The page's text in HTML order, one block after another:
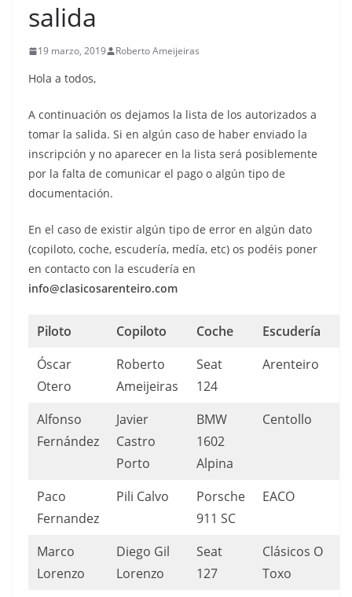
salida
19 marzo, 2019 Roberto Ameijeiras
Hola a todos,
A continuación os dejamos la lista de los autorizados a
tomar la salida. Si en algún caso de haber enviado la
inscripción y no aparecer en la lista será posiblemente
por la falta de comunicar el pago o algún tipo de
documentación.
En el caso de existir algún tipo de error en algún dato
(copiloto, coche, escudería, medía, etc) os podéis poner
en contacto con la escudería en
info@clasicosarenteiro.com
Piloto Copiloto Coche Escudería
Óscar
Otero
Roberto
Ameijeiras
Seat
124
Arenteiro
Alfonso
Fernández
Javier
Castro
Porto
BMW
1602
Alpina
Centollo
Paco
Fernandez
Pili Calvo
Porsche
911 SC
EACO
Marco
Lorenzo
Diego Gil
Lorenzo
Seat
127
Clásicos O
Toxo